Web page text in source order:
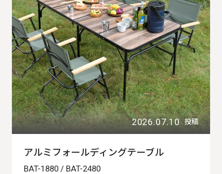
2026.07.10 投稿
アルミフォールディングテーブル
BAT-1880 / BAT-2480